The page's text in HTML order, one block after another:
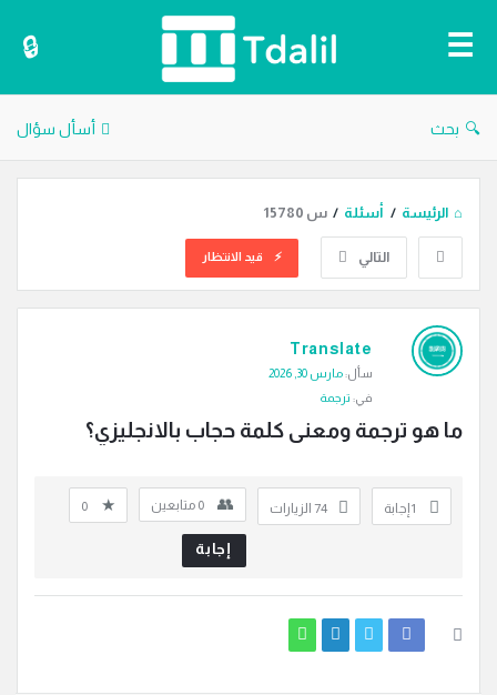
الترجمة
بحث أسأل سؤال
الرئيسة / أسئلة / س 15780
التالي قيد الانتظار
دليل
الترجمة
أسئلة
Translate
سأل:مارس 30, 2026
في: ترجمة
ما هو ترجمة ومعنى كلمة حجاب بالانجليزي؟
‫1 إجابة 74 الزيارات 0 متابعين 0
إجابة